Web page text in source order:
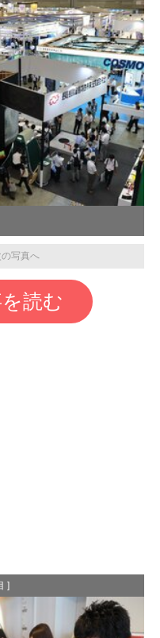
写真へ
読む
]